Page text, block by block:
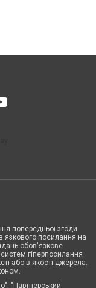
попередньої згоди
посилання на
обов'язкове
гіперпосилання
або в якості джерела.
"Партнерський